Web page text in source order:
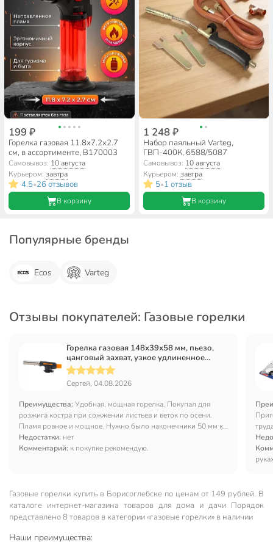
199 ₽
Горелка газовая 11.8х7.2х2.7
см, в ассортименте, B170003
Самовывоз: 10 августа
Курьером:завтра
4.5•26 отзывов
В корзину
1 248 ₽
Набор паяльный Varteg,
ГВП-400К, 6588/5087
Самовывоз: 10 августа
Курьером: завтра
5•1 отзыв
В корзину
Популярные бренды
Ecos Varteg
Отзывы покупателей: Газовые горелки
Горелка газовая 148х39х58 мм, пьезо,
цанговый захват, узкое удлиненное
сопло, Ecos, GTI-100, 005916
Сергей, 04.08.2026
Преимущества: Удобная, мощная горелка. Покупал для
розжига костра при сожжении листьев и веток по осени.
Пламя ровное и мощное. Нужно было наконечники 50 мм кв.
на медный кабель напаять - обжимки небыло - справилась
на "раз".
Недостатки: нет
Комментарий: к покупке рекомендую.
Газовые горелки купить в Борисоглебске по ценам от 149 рублей. В
каталоге интернет-магазина товаров для дома и дачи Порядок
представлено 8 товаров в категории «газовые горелки» в наличии
Наши преимущества: